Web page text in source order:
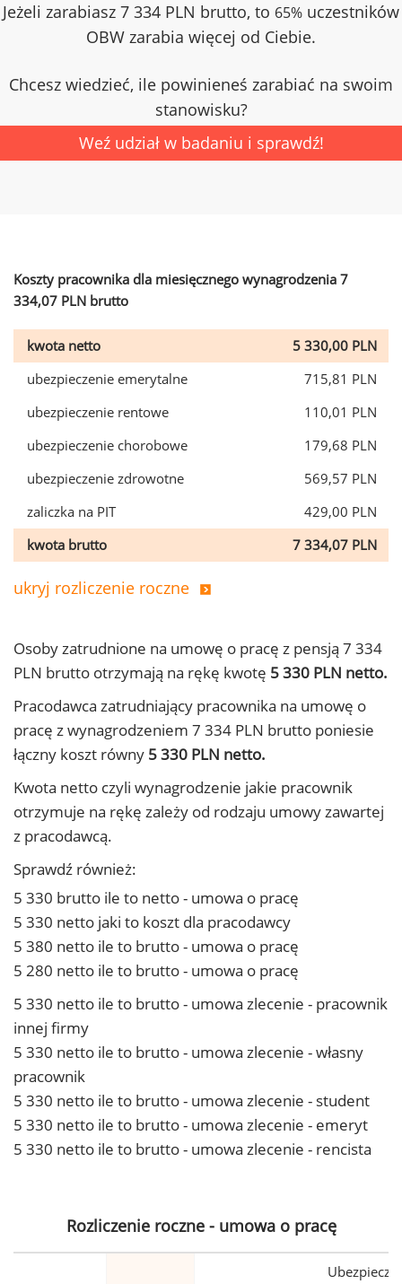
Jeżeli zarabiasz 7 334 PLN brutto, to 65% uczestników
OBW zarabia więcej od Ciebie.
Chcesz wiedzieć, ile powinieneś zarabiać na swoim
stanowisku?
Weź udział w badaniu i sprawdź!
Koszty pracownika dla miesięcznego wynagrodzenia 7
334,07 PLN brutto
kwota netto
5 330,00 PLN
ubezpieczenie emerytalne
715,81 PLN
ubezpieczenie rentowe
110,01 PLN
ubezpieczenie chorobowe
179,68 PLN
ubezpieczenie zdrowotne
569,57 PLN
zaliczka na PIT
429,00 PLN
kwota brutto
7 334,07 PLN
ukryj rozliczenie roczne
Osoby zatrudnione na umowę o pracę z pensją 7 334
PLN brutto otrzymają na rękę kwotę 5 330 PLN netto.
Pracodawca zatrudniający pracownika na umowę o
pracę z wynagrodzeniem 7 334 PLN brutto poniesie
łączny koszt równy 5 330 PLN netto.
Kwota netto czyli wynagrodzenie jakie pracownik
otrzymuje na rękę zależy od rodzaju umowy zawartej
z pracodawcą.
Sprawdź również:
5 330 brutto ile to netto - umowa o pracę
5 330 netto jaki to koszt dla pracodawcy
5 380 netto ile to brutto - umowa o pracę
5 280 netto ile to brutto - umowa o pracę
5 330 netto ile to brutto - umowa zlecenie - pracownik
innej firmy
5 330 netto ile to brutto - umowa zlecenie - własny
pracownik
5 330 netto ile to brutto - umowa zlecenie - student
5 330 netto ile to brutto - umowa zlecenie - emeryt
5 330 netto ile to brutto - umowa zlecenie - rencista
Rozliczenie roczne - umowa o pracę